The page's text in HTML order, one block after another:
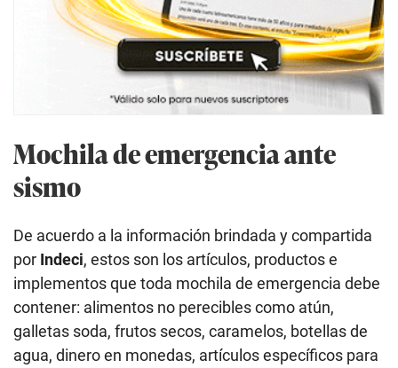
Mochila de emergencia ante
sismo
De acuerdo a la información brindada y compartida
por Indeci, estos son los artículos, productos e
implementos que toda mochila de emergencia debe
contener: alimentos no perecibles como atún,
galletas soda, frutos secos, caramelos, botellas de
agua, dinero en monedas, artículos específicos para